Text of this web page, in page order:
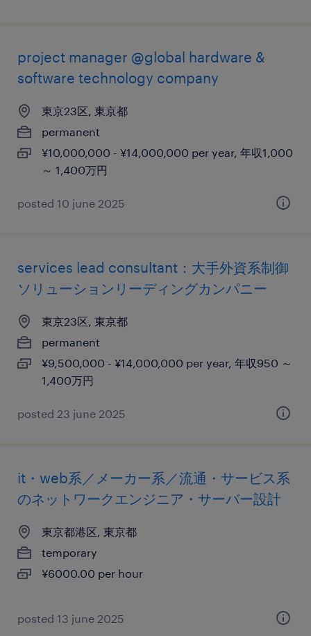
project manager @global hardware &
software technology company
東京23区, 東京都
permanent
¥10,000,000 - ¥14,000,000 per year, 年収1,000
～ 1,400万円
posted 10 june 2025
services lead consultant：大手外資系制御
ソリューションリーディングカンパニー
東京23区, 東京都
permanent
¥9,500,000 - ¥14,000,000 per year, 年収950 ～
1,400万円
posted 23 june 2025
it・web系／メーカー系／流通・サービス系
のネットワークエンジニア・サーバー設計
東京都港区, 東京都
temporary
¥6000.00 per hour
posted 13 june 2025